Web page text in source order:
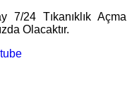
7/24 Tıkanıklık Açma
Olacaktır.